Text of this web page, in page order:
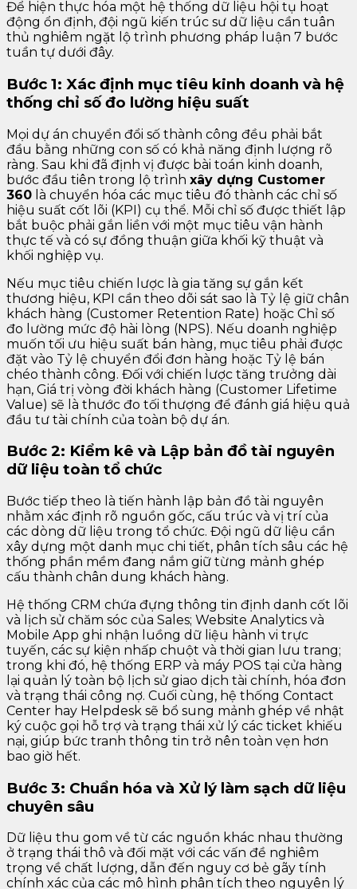
Để hiện thực hóa một hệ thống dữ liệu hội tụ hoạt
động ổn định, đội ngũ kiến trúc sư dữ liệu cần tuân
thủ nghiêm ngặt lộ trình phương pháp luận 7 bước
tuần tự dưới đây.
Bước 1: Xác định mục tiêu kinh doanh và hệ
thống chỉ số đo lường hiệu suất
Mọi dự án chuyển đổi số thành công đều phải bắt
đầu bằng những con số có khả năng định lượng rõ
ràng. Sau khi đã định vị được bài toán kinh doanh,
bước đầu tiên trong lộ trình xây dựng Customer
360 là chuyển hóa các mục tiêu đó thành các chỉ số
hiệu suất cốt lõi (KPI) cụ thể. Mỗi chỉ số được thiết lập
bắt buộc phải gắn liền với một mục tiêu vận hành
thực tế và có sự đồng thuận giữa khối kỹ thuật và
khối nghiệp vụ.
Nếu mục tiêu chiến lược là gia tăng sự gắn kết
thương hiệu, KPI cần theo dõi sát sao là Tỷ lệ giữ chân
khách hàng (Customer Retention Rate) hoặc Chỉ số
đo lường mức độ hài lòng (NPS). Nếu doanh nghiệp
muốn tối ưu hiệu suất bán hàng, mục tiêu phải được
đặt vào Tỷ lệ chuyển đổi đơn hàng hoặc Tỷ lệ bán
chéo thành công. Đối với chiến lược tăng trưởng dài
hạn, Giá trị vòng đời khách hàng (Customer Lifetime
Value) sẽ là thước đo tối thượng để đánh giá hiệu quả
đầu tư tài chính của toàn bộ dự án.
Bước 2: Kiểm kê và Lập bản đồ tài nguyên
dữ liệu toàn tổ chức
Bước tiếp theo là tiến hành lập bản đồ tài nguyên
nhằm xác định rõ nguồn gốc, cấu trúc và vị trí của
các dòng dữ liệu trong tổ chức. Đội ngũ dữ liệu cần
xây dựng một danh mục chi tiết, phân tích sâu các hệ
thống phần mềm đang nắm giữ từng mảnh ghép
cấu thành chân dung khách hàng.
Hệ thống CRM chứa đựng thông tin định danh cốt lõi
và lịch sử chăm sóc của Sales; Website Analytics và
Mobile App ghi nhận luồng dữ liệu hành vi trực
tuyến, các sự kiện nhấp chuột và thời gian lưu trang;
trong khi đó, hệ thống ERP và máy POS tại cửa hàng
lại quản lý toàn bộ lịch sử giao dịch tài chính, hóa đơn
và trạng thái công nợ. Cuối cùng, hệ thống Contact
Center hay Helpdesk sẽ bổ sung mảnh ghép về nhật
ký cuộc gọi hỗ trợ và trạng thái xử lý các ticket khiếu
nại, giúp bức tranh thông tin trở nên toàn vẹn hơn
bao giờ hết.
Bước 3: Chuẩn hóa và Xử lý làm sạch dữ liệu
chuyên sâu
Dữ liệu thu gom về từ các nguồn khác nhau thường
ở trạng thái thô và đối mặt với các vấn đề nghiêm
trọng về chất lượng, dẫn đến nguy cơ bẻ gãy tính
chính xác của các mô hình phân tích theo nguyên lý